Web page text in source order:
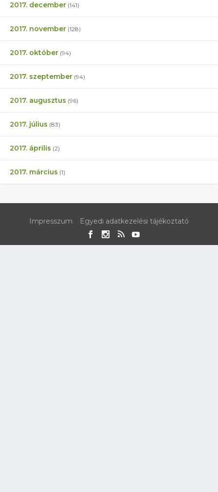
2017. december (141)
2017. november (128)
2017. október (94)
2017. szeptember (94)
2017. augusztus (96)
2017. július (83)
2017. április (2)
2017. március (1)
Impresszum Egyedi adatkezelési tájékoztató